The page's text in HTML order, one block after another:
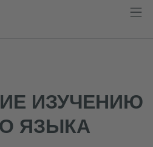
ИЗУЧЕНИЮ
ЯЗЫКА